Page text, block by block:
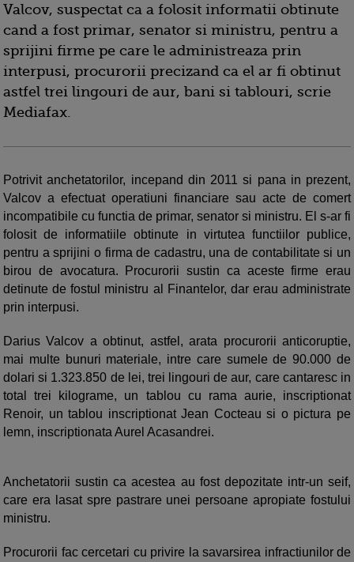
Valcov, suspectat ca a folosit informatii obtinute
cand a fost primar, senator si ministru, pentru a
sprijini firme pe care le administreaza prin
interpusi, procurorii precizand ca el ar fi obtinut
astfel trei lingouri de aur, bani si tablouri, scrie
Mediafax.
Potrivit anchetatorilor, incepand din 2011 si pana in prezent,
Valcov a efectuat operatiuni financiare sau acte de comert
incompatibile cu functia de primar, senator si ministru. El s-ar fi
folosit de informatiile obtinute in virtutea functiilor publice,
pentru a sprijini o firma de cadastru, una de contabilitate si un
birou de avocatura. Procurorii sustin ca aceste firme erau
detinute de fostul ministru al Finantelor, dar erau administrate
prin interpusi.
Darius Valcov a obtinut, astfel, arata procurorii anticoruptie,
mai multe bunuri materiale, intre care sumele de 90.000 de
dolari si 1.323.850 de lei, trei lingouri de aur, care cantaresc in
total trei kilograme, un tablou cu rama aurie, inscriptionat
Renoir, un tablou inscriptionat Jean Cocteau si o pictura pe
lemn, inscriptionata Aurel Acasandrei.
Anchetatorii sustin ca acestea au fost depozitate intr-un seif,
care era lasat spre pastrare unei persoane apropiate fostului
ministru.
Procurorii fac cercetari cu privire la savarsirea infractiunilor de